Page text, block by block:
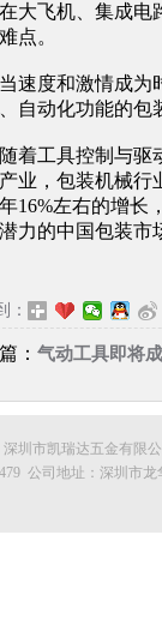
大飞机、集成电
点。
度和激情成为时
自动化功能的包
工具控制与驱动
业，包装机械行
16%左右的增长
力的中国包装市
：
： 气动工具即将
深圳市凯瑞达五金有限
公司地址：深圳市